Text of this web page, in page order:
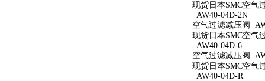
现货日本SMC空气
AW40-04D-2N
空气过滤减压阀
现货日本SMC空气
AW40-04D-6
空气过滤减压阀
现货日本SMC空气
AW40-04D-R